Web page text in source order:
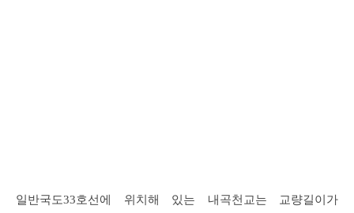
일반국도33호선에 위치해 있는 내곡천교는 교량길이가